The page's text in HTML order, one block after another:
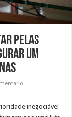
pelas
um
inegociável